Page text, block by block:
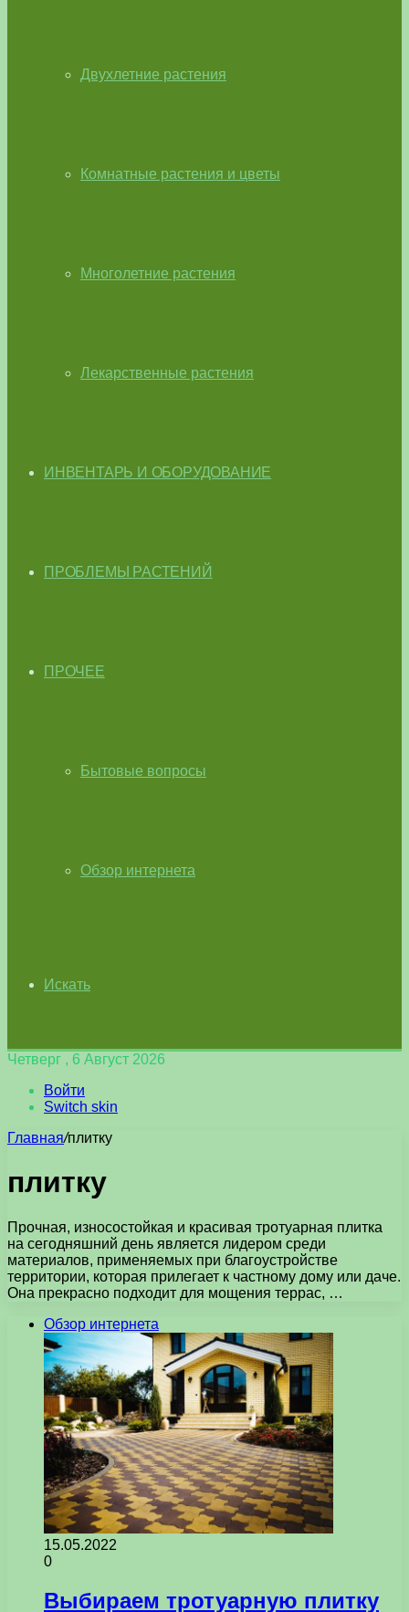
Двухлетние растения
Комнатные растения и цветы
Многолетние растения
Лекарственные растения
ИНВЕНТАРЬ И ОБОРУДОВАНИЕ
ПРОБЛЕМЫ РАСТЕНИЙ
ПРОЧЕЕ
Бытовые вопросы
Обзор интернета
Искать
Четверг , 6 Август 2026
Войти
Switch skin
Главная/плитку
плитку
Прочная, износостойкая и красивая тротуарная плитка
на сегодняшний день является лидером среди
материалов, применяемых при благоустройстве
территории, которая прилегает к частному дому или даче.
Она прекрасно подходит для мощения террас, …
Обзор интернета
15.05.2022
0
Выбираем тротуарную плитку